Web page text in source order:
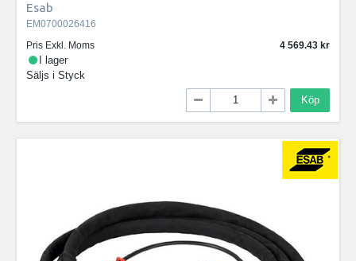
Esab
EM0700026416
Pris Exkl. Moms
4 569.43
I lager
Säljs i Styck
Köp